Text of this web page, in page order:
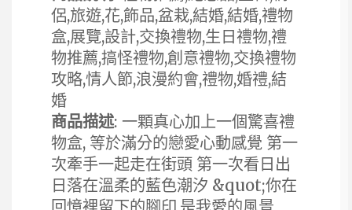
侶,旅遊,花,飾品,盆栽,結婚,結婚,禮物
盒,展覽,設計,交換禮物,生日禮物,禮
物推薦,搞怪禮物,創意禮物,交換禮物
攻略,情人節,浪漫約會,禮物,婚禮,結
婚
商品描述: 一顆真心加上一個驚喜禮
物盒, 等於滿分的戀愛心動感覺 第一
次牽手一起走在街頭 第一次看日出
日落在溫柔的藍色潮汐 &quot;你在